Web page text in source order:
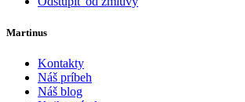
Martinus
Kontakty
Náš príbeh
Náš blog